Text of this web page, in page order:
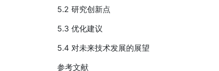
5.2 研究创新点
5.3 优化建议
5.4 对未来技术发展的展望
参考文献